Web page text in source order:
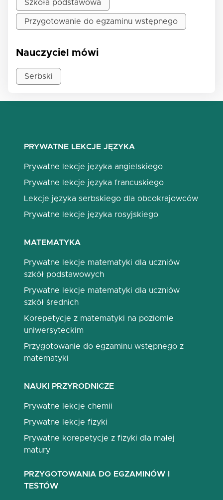
Szkoła podstawowa
Przygotowanie do egzaminu wstępnego
Nauczyciel mówi
Serbski
PRYWATNE LEKCJE JĘZYKA
Prywatne lekcje języka angielskiego
Prywatne lekcje języka francuskiego
Lekcje języka serbskiego dla obcokrajowców
Prywatne lekcje języka rosyjskiego
MATEMATYKA
Prywatne lekcje matematyki dla uczniów
szkół podstawowych
Prywatne lekcje matematyki dla uczniów
szkół średnich
Korepetycje z matematyki na poziomie
uniwersyteckim
Przygotowanie do egzaminu wstępnego z
matematyki
NAUKI PRZYRODNICZE
Prywatne lekcje chemii
Prywatne lekcje fizyki
Prywatne korepetycje z fizyki dla małej
matury
PRZYGOTOWANIA DO EGZAMINÓW I
TESTÓW